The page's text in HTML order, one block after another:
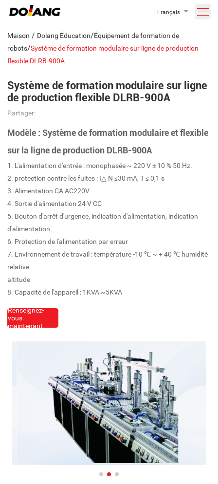
Français
Maison / Dolang Éducation/Équipement de formation de
robots/Système de formation modulaire sur ligne de production
flexible DLRB-900A
Système de formation modulaire sur ligne
de production flexible DLRB-900A
Partager:
Modèle : Système de formation modulaire et flexible
sur la ligne de production DLRB-900A
1. L'alimentation d'entrée : monophasée ~ 220 V ± 10 % 50 Hz.
2. protection contre les fuites : I△ N ≤30 mA, T ≤ 0,1 s
3. Alimentation CA AC220V
4. Sortie d'alimentation 24 V CC
5. Bouton d'arrêt d'urgence, indication d'alimentation, indication
d'alimentation
6. Protection de l'alimentation par erreur
7. Environnement de travail : température -10 ℃ ~ + 40 ℃ humidité
relative
altitude
8. Capacité de l'appareil : 1KVA ~5KVA
Renseignez-
vous
maintenant